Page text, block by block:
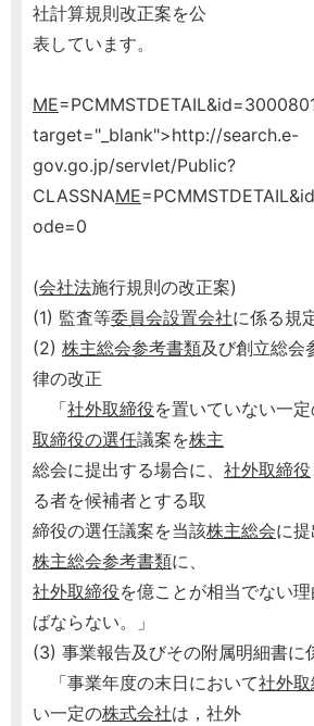
社計算規則改正案を公
表しています。
ME
target="_blank">http://search.e-
gov.go.jp/servlet/Public?
CLASSNAME
ode=0
(会社法施行規則の改正案)
(1) 監査等委員会設置会社に係る規
(2) 株主総会参考書類及び創立総会
律の改正
「社外取締役を置いていない一
取締役の選任議案を株主
総会に提出する場合に、 社外取締役
る者を候補者とする取
締役の選任議案を当該株主総会に提
株主総会参考書類に、
社外取締役を億ことが相当でない
ばならない。」
(3) 事業報告及びその附属明細書に
「事業年度の末日において社外
い一定の株式会社は，社外